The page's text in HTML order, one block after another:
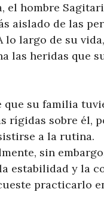
el hombre
aislado de las
lo largo de su
las heridas que
que su familia
rígidas sobre él,
a la rutina.
sin
estabilidad y la
practicarlo